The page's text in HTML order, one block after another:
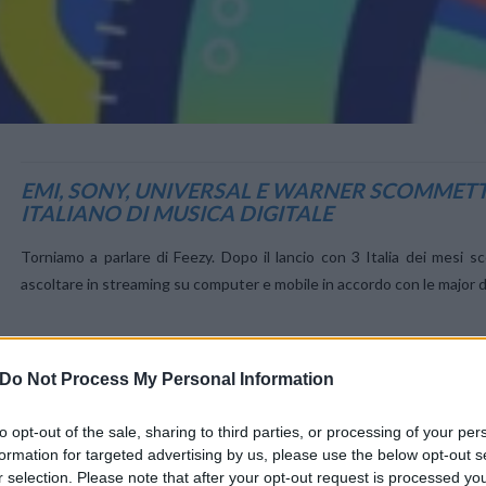
Do Not Process My Personal Information
opt-out of the sale, sharing to third parties, or processing of your
for targeted advertising by us, please use the below opt-out
selection. Please note that after your opt-out request is processed
EMI, SONY, UNIVERSAL E WARNER
ITALIANO DI MUSICA DIGITALE
Torniamo a parlare di Feezy. Dopo il lancio con 3 Italia dei mesi
ascoltare in streaming su computer e mobile in accordo con le major
STREAMING